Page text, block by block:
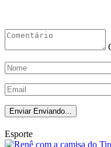
Enviar Enviando...
Esporte